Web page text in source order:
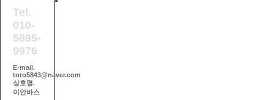
Tel.
010-
5895-
9976
E-mail.
toto5843@naver.com
상호명.
이안바스